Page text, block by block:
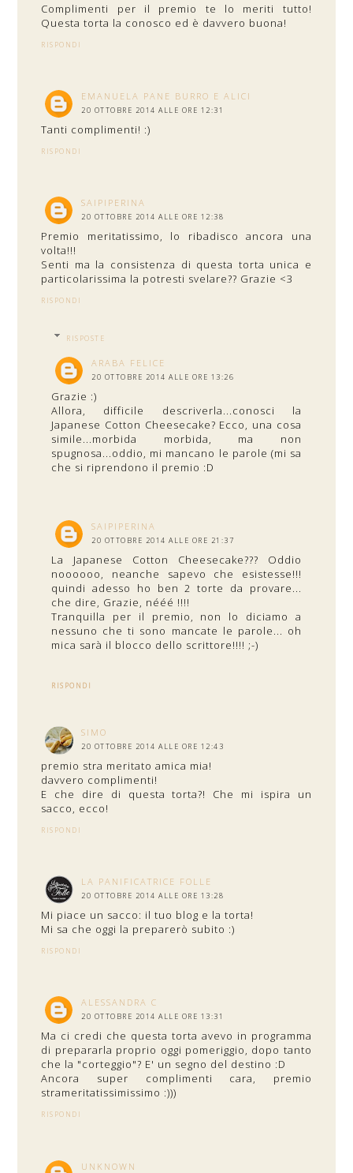
Complimenti per il premio te lo meriti tutto!
Questa torta la conosco ed è davvero buona!
RISPONDI
EMANUELA PANE BURRO E ALICI
20 OTTOBRE 2014 ALLE ORE 12:31
Tanti complimenti! :)
RISPONDI
SAIPIPERINA
20 OTTOBRE 2014 ALLE ORE 12:38
Premio meritatissimo, lo ribadisco ancora una
volta!!!
Senti ma la consistenza di questa torta unica e
particolarissima la potresti svelare?? Grazie <3
RISPONDI
RISPOSTE
ARABA FELICE
20 OTTOBRE 2014 ALLE ORE 13:26
Grazie :)
Allora, difficile descriverla...conosci la
Japanese Cotton Cheesecake? Ecco, una cosa
simile...morbida morbida, ma non
spugnosa...oddio, mi mancano le parole (mi sa
che si riprendono il premio :D
SAIPIPERINA
20 OTTOBRE 2014 ALLE ORE 21:37
La Japanese Cotton Cheesecake??? Oddio
noooooo, neanche sapevo che esistesse!!!
quindi adesso ho ben 2 torte da provare...
che dire, Grazie, nééé !!!!
Tranquilla per il premio, non lo diciamo a
nessuno che ti sono mancate le parole... oh
mica sarà il blocco dello scrittore!!!! ;-)
RISPONDI
SIMO
20 OTTOBRE 2014 ALLE ORE 12:43
premio stra meritato amica mia!
davvero complimenti!
E che dire di questa torta?! Che mi ispira un
sacco, ecco!
RISPONDI
LA PANIFICATRICE FOLLE
20 OTTOBRE 2014 ALLE ORE 13:28
Mi piace un sacco: il tuo blog e la torta!
Mi sa che oggi la preparerò subito :)
RISPONDI
ALESSANDRA C
20 OTTOBRE 2014 ALLE ORE 13:31
Ma ci credi che questa torta avevo in programma
di prepararla proprio oggi pomeriggio, dopo tanto
che la "corteggio"? E' un segno del destino :D
Ancora super complimenti cara, premio
strameritatissimissimo :)))
RISPONDI
UNKNOWN